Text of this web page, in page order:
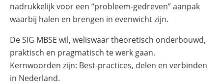
nadrukkelijk voor een “probleem-gedreven” aanpak
waarbij halen en brengen in evenwicht zijn.
De SIG MBSE wil, weliswaar theoretisch onderbouwd,
praktisch en pragmatisch te werk gaan.
Kernwoorden zijn: Best-practices, delen en verbinden
in Nederland.